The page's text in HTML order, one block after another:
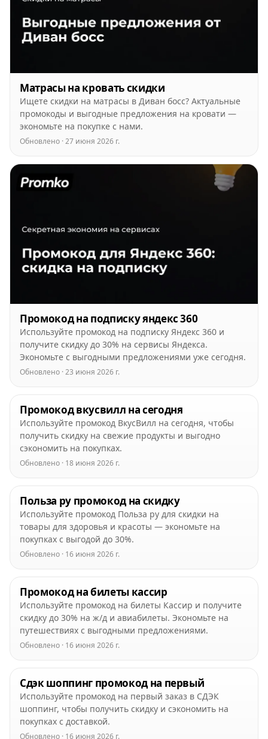
Матрасы на кровать скидки
Ищете скидки на матрасы в Диван босс? Актуальные
промокоды и выгодные предложения на кровати —
экономьте на покупке с нами.
Обновлено · 27 июня 2026 г.
Промокод на подписку яндекс 360
Используйте промокод на подписку Яндекс 360 и
получите скидку до 30% на сервисы Яндекса.
Экономьте с выгодными предложениями уже сегодня.
Обновлено · 23 июня 2026 г.
Промокод вкусвилл на сегодня
Используйте промокод ВкусВилл на сегодня, чтобы
получить скидку на свежие продукты и выгодно
сэкономить на покупках.
Обновлено · 18 июня 2026 г.
Польза ру промокод на скидку
Используйте промокод Польза ру для скидки на
товары для здоровья и красоты — экономьте на
покупках с выгодой до 30%.
Обновлено · 16 июня 2026 г.
Промокод на билеты кассир
Используйте промокод на билеты Кассир и получите
скидку до 30% на ж/д и авиабилеты. Экономьте на
путешествиях с выгодными предложениями.
Обновлено · 16 июня 2026 г.
Сдэк шоппинг промокод на первый
Используйте промокод на первый заказ в СДЭК
шоппинг, чтобы получить скидку и сэкономить на
покупках с доставкой.
Обновлено · 16 июня 2026 г.